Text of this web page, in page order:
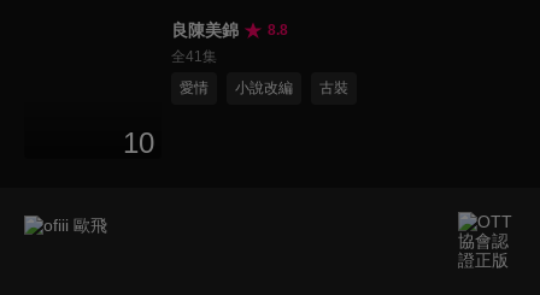
10
良陳美錦
8.8
全41集
愛情
小說改編 古裝